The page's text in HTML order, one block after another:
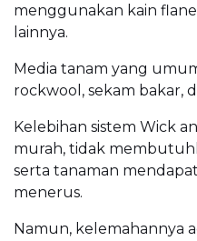
menggunakan kain
lainnya.
Media tanam yang
rockwool, sekam bakar,
Kelebihan sistem Wick
murah, tidak
serta tanaman
menerus.
Namun, kelemahannya